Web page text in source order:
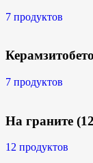
7 продуктов
7 продуктов
На граните
12 продуктов